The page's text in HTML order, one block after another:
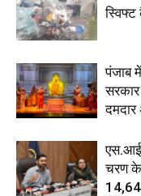
पंजाब
चरण के